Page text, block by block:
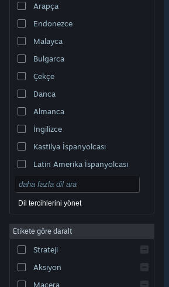
markalar, ABD ve diğer ülkelerde ilgili sahiplerinin
Erişilebilirlik |
Çerezler
Arapça
Endonezce
Malayca
Bulgarca
Çekçe
Danca
Almanca
İngilizce
Kastilya İspanyolcası
Latin Amerika İspanyolcası
Dil tercihlerini yönet
Etikete göre daralt
Strateji
Aksiyon
Macera